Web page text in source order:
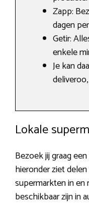
Zapp:
dagen
Getir:
enkele
Je kan
Lokale
Bezoek jij graag
hieronder ziet
supermarkten in en
beschikbaar zijn in